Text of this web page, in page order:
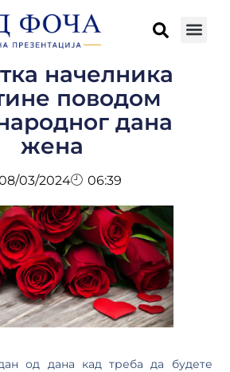
начелника
поводом
дана
жена
03/2024 06:39
од дана кад треба да будете